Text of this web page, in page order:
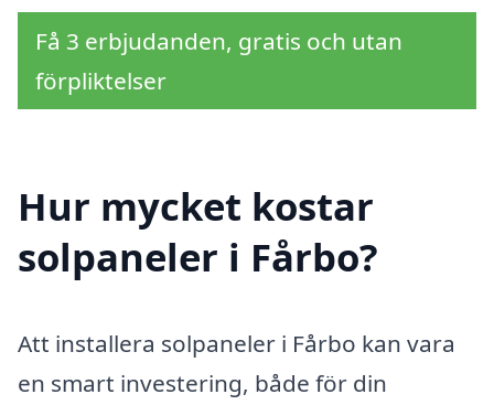
Få 3 erbjudanden, gratis och utan
förpliktelser
Hur mycket kostar
solpaneler i Fårbo?
Att installera solpaneler i Fårbo kan vara
en smart investering, både för din